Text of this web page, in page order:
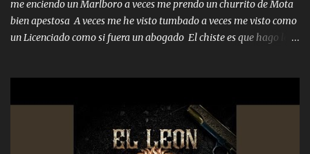
me enciendo un Marlboro a veces me prendo un churrito de Mota
bien apestosa A veces me he visto tumbado a veces me visto como
un Licenciado como si fuera un abogado El chiste es que hago lo
corriente no quieren verte subir de level trucha mis plebes Música
A veces me pongo un sombrero a veces me ven la cachucha de lado
con la mirada siempre en alto A veces me fajó una super o a veces